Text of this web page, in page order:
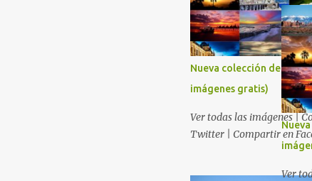
Nueva colección de
imágenes gratis)
Ver todas las imágenes |
Twitter | Compartir en
Ver